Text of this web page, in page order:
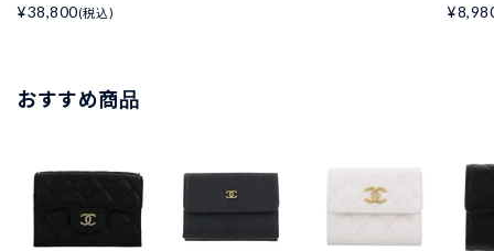
¥38,800(税込)
おすすめ商品